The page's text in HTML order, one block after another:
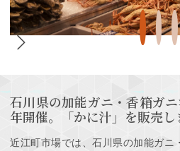
石川県の加能ガニ・香箱ガ
年開催。「かに汁」を販売し
近江町市場では、石川県の加能ガニ